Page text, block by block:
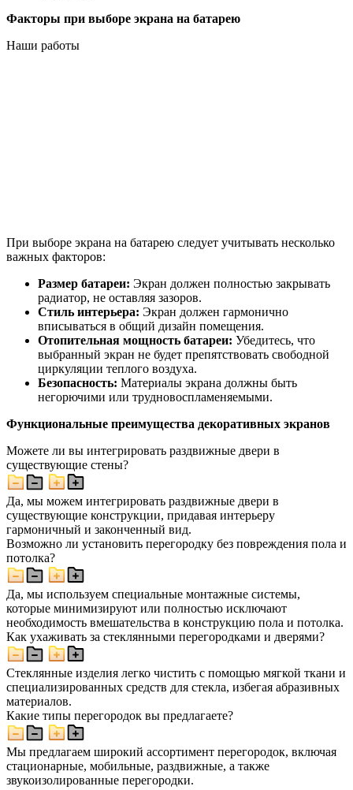
Факторы при выборе экрана на батарею
Наши работы
При выборе экрана на батарею следует учитывать несколько
важных факторов:
Размер батареи: Экран должен полностью закрывать
радиатор, не оставляя зазоров.
Стиль интерьера: Экран должен гармонично
вписываться в общий дизайн помещения.
Отопительная мощность батареи: Убедитесь, что
выбранный экран не будет препятствовать свободной
циркуляции теплого воздуха.
Безопасность: Материалы экрана должны быть
негорючими или трудновоспламеняемыми.
Функциональные преимущества декоративных экранов
Можете ли вы интегрировать раздвижные двери в
существующие стены?
Да, мы можем интегрировать раздвижные двери в
существующие конструкции, придавая интерьеру
гармоничный и законченный вид.
Возможно ли установить перегородку без повреждения пола и
потолка?
Да, мы используем специальные монтажные системы,
которые минимизируют или полностью исключают
необходимость вмешательства в конструкцию пола и потолка.
Как ухаживать за стеклянными перегородками и дверями?
Стеклянные изделия легко чистить с помощью мягкой ткани и
специализированных средств для стекла, избегая абразивных
материалов.
Какие типы перегородок вы предлагаете?
Мы предлагаем широкий ассортимент перегородок, включая
стационарные, мобильные, раздвижные, а также
звукоизолированные перегородки.